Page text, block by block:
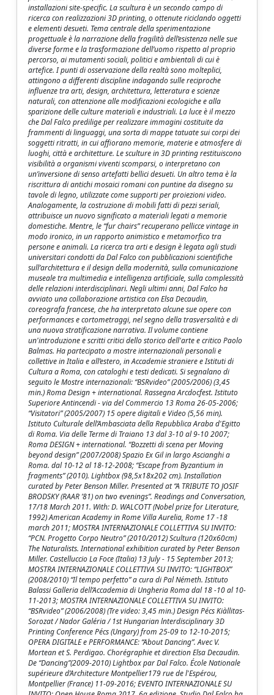
installazioni site-specific. La scultura è un secondo campo di
ricerca con realizzazioni 3D printing, o ottenute riciclando oggetti
e elementi desueti. Tema centrale della sperimentazione
progettuale è la narrazione della fragilità dell’esistenza nelle sue
diverse forme e la trasformazione dell’uomo rispetto al proprio
percorso, ai mutamenti sociali, politici e ambientali di cui è
artefice. I punti di osservazione della realtà sono molteplici,
attingono a differenti discipline indagando sulle reciproche
influenze tra arti, design, architettura, letteratura e scienze
naturali, con attenzione alle modificazioni ecologiche e alla
sparizione delle culture materiali e industriali. La luce è il mezzo
che Dal Falco predilige per realizzare immagini costituite da
frammenti di linguaggi, una sorta di mappe tatuate sui corpi dei
soggetti ritratti, in cui affiorano memorie, materie e atmosfere di
luoghi, città e architetture. Le sculture in 3D printing restituiscono
visibilità a organismi viventi scomparsi, o interpretano con
un’inversione di senso artefatti bellici desueti. Un altro tema è la
riscrittura di antichi mosaici romani con puntine da disegno su
tavole di legno, utilizzate come supporti per proiezioni video.
Analogamente, la costruzione di mobili fatti di pezzi seriali,
attribuisce un nuovo significato a materiali legati a memorie
domestiche. Mentre, le “fur chairs” recuperano pellicce vintage in
modo ironico, in un rapporto animistico e metamorfico tra
persone e animali. La ricerca tra arti e design è legata agli studi
universitari condotti da Dal Falco con pubblicazioni scientifiche
sull’architettura e il design della modernità, sulla comunicazione
museale tra multimedia e intelligenza artificiale, sulla complessità
delle relazioni interdisciplinari. Negli ultimi anni, Dal Falco ha
avviato una collaborazione artistica con Elsa Decaudin,
coreografa francese, che ha interpretato alcune sue opere con
performances e cortometraggi, nel segno della trasversalità e di
una nuova stratificazione narrativa. Il volume contiene
un'introduzione e scritti critici dello storico dell'arte e critico Paolo
Balmas. Ha partecipato a mostre internazionali personali e
collettive in Italia e all’estero, in Accademie straniere e Istituti di
Cultura a Roma, con cataloghi e testi dedicati. Si segnalano di
seguito le Mostre internazionali: “BSRvideo” (2005/2006) (3,45
min.) Roma Design + international. Rassegna Arcdocfest. Istituto
Superiore Antincendi - via del Commercio 13 Roma 26-05-2006;
“Visitatori” (2005/2007) 15 opere digitali e Video (5,56 min).
Istituto Culturale dell’Ambasciata della Repubblica Araba d'Egitto
di Roma. Via delle Terme di Traiano 13 dal 3-10 al 9-10 2007;
Roma DESIGN + international. “Bozzetti di scena per Moving
beyond design” (2007/2008) Spazio Ex Gil in largo Ascianghi a
Roma. dal 10-12 al 18-12-2008; “Escape from Byzantium in
fragments” (2010). Lightbox (98,5x18x202 cm). Installation
curated by Peter Benson Miller. Presented at “A TRIBUTE TO JOSIF
BRODSKY (RAAR ’81) on two evenings”. Readings and Conversation,
17/18 March 2011. With: D. WALCOTT (Nobel prize for Literature,
1992) American Academy in Rome Villa Aurelia, Rome 17 -18
march 2011; MOSTRA INTERNAZIONALE COLLETTIVA SU INVITO:
“PCN. Progetto Corpo Neutro” (2010/2012) Scultura (120x60cm)
The Naturalists. International exhibition curated by Peter Benson
Miller. Castelluccio La Foce (Italia) 13 July - 15 September 2013;
MOSTRA INTERNAZIONALE COLLETTIVA SU INVITO: “LIGHTBOX”
(2008/2010) “Il tempo perfetto” a cura di Pal Németh. Istituto
Balassi Galleria dell’Accademia di Ungheria Roma dal 18 -10 al 10-
11-2013; MOSTRA INTERNAZIONALE COLLETTIVA SU INVITO:
“BSRvideo” (2006/2008) (Tre video: 3,45 min.) Design Pécs Kiàllitas-
Sorozat / Nador Galéria / 1st Hungarian lnterdisciplinary 3D
Printing Conference Pécs (Ungary) from 25-09 to 12-10-2015;
OPERA DIGITALE e PERFORMANCE: “About Dancing”. Avec V.
Mortean et S. Perdigao. Chorégraphie et direction Elsa Decaudin.
De “Dancing”(2009-2010) Lightbox par Dal Falco. École Nationale
supérieure d’Architecture Montpellier179 rue de l'Espérou,
Montpellier (France) 11-09-2016; EVENTO INTERNAZIONALE SU